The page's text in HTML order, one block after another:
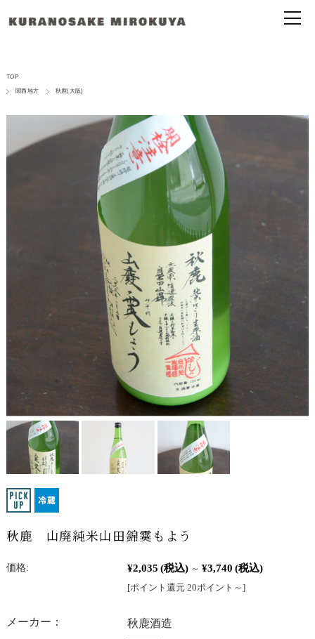
TOP
関西地方 秋鹿(大阪)
秋鹿 山廃純米山田錦霙もよう
価格: ¥2,035 (税込) ～ ¥3,740 (税込)
[ポイント還元 20ポイント～]
メーカー：
秋鹿酒造